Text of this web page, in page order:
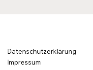
Datenschutzerklärung
Impressum